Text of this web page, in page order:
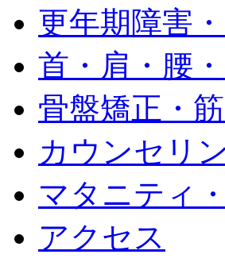
更年期障害
首・肩・腰
骨盤矯正・
カウンセリ
マタニティ
アクセス